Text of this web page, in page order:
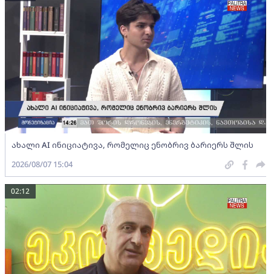
ახალი AI ინიციატივა, რომელიც ენობრივ ბარიერს შლის
2026/08/07 15:04
02:12